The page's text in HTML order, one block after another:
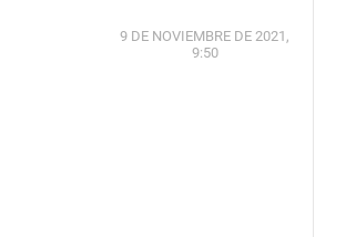
9 DE NOVIEMBRE DE 2021,
9:50